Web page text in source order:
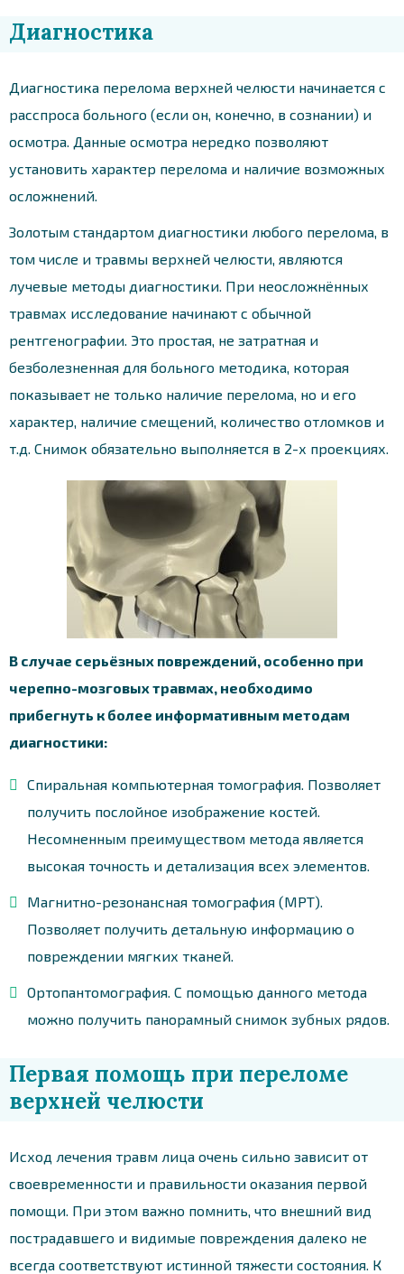
Диагностика
Диагностика перелома верхней челюсти начинается с
расспроса больного (если он, конечно, в сознании) и
осмотра. Данные осмотра нередко позволяют
установить характер перелома и наличие возможных
осложнений.
Золотым стандартом диагностики любого перелома, в
том числе и травмы верхней челюсти, являются
лучевые методы диагностики. При неосложнённых
травмах исследование начинают с обычной
рентгенографии. Это простая, не затратная и
безболезненная для больного методика, которая
показывает не только наличие перелома, но и его
характер, наличие смещений, количество отломков и
т.д. Снимок обязательно выполняется в 2-х проекциях.
В случае серьёзных повреждений, особенно при
черепно-мозговых травмах, необходимо
прибегнуть к более информативным методам
диагностики:
Спиральная компьютерная томография. Позволяет
получить послойное изображение костей.
Несомненным преимуществом метода является
высокая точность и детализация всех элементов.
Магнитно-резонансная томография (МРТ).
Позволяет получить детальную информацию о
повреждении мягких тканей.
Ортопантомография. С помощью данного метода
можно получить панорамный снимок зубных рядов.
Первая помощь при переломе
верхней челюсти
Исход лечения травм лица очень сильно зависит от
своевременности и правильности оказания первой
помощи. При этом важно помнить, что внешний вид
пострадавшего и видимые повреждения далеко не
всегда соответствуют истинной тяжести состояния. К